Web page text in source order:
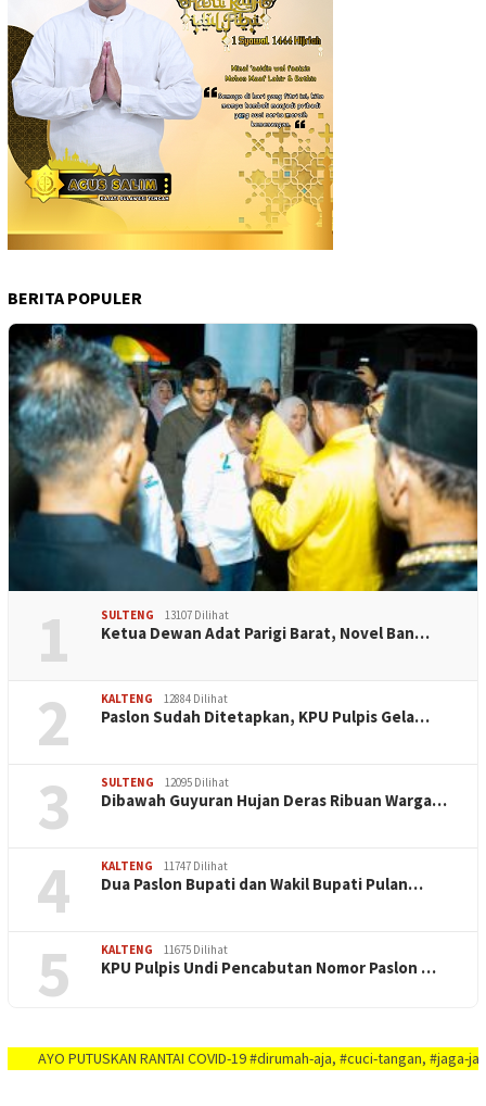
BERITA POPULER
1 SULTENG 13107 Dilihat
Ketua Dewan Adat Parigi Barat, Novel Ban…
2 KALTENG 12884 Dilihat
Paslon Sudah Ditetapkan, KPU Pulpis Gela…
3 SULTENG 12095 Dilihat
Dibawah Guyuran Hujan Deras Ribuan Warga…
4 KALTENG 11747 Dilihat
Dua Paslon Bupati dan Wakil Bupati Pulan…
5 KALTENG 11675 Dilihat
KPU Pulpis Undi Pencabutan Nomor Paslon …
PUTUSKAN RANTAI COVID-19 #dirumah-aja, #cuci-tangan, #jaga-jarak,